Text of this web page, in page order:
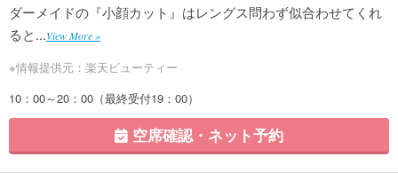
ダーメイドの『小顔カット』はレングス問わず似合わせてくれ
ると...View More »
※情報提供元：楽天ビューティー
10：00～20：00（最終受付19：00）
空席確認・ネット予約